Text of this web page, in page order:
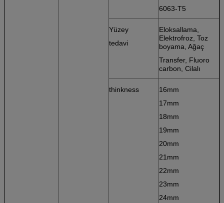
6063-T5
Yüzey
tedavi
Eloksallama,
Elektrofroz, Toz
boyama, Ağaç
Transfer, Fluoro
carbon, Cilalı
thinkness
16mm
17mm
18mm
19mm
20mm
21mm
22mm
23mm
24mm